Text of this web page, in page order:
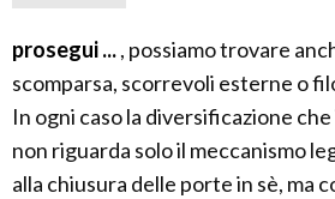
prosegui ..., possiamo trovare
scomparsa, scorrevoli esterne o
In ogni caso la diversificazione
non riguarda solo il meccanismo
alla chiusura delle porte in sè, ma